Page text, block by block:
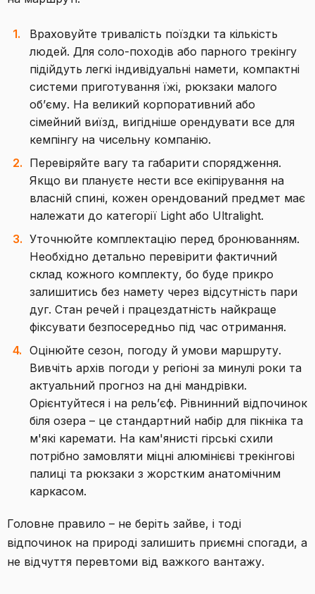
Враховуйте тривалість поїздки та кількість
людей. Для соло-походів або парного трекінгу
підійдуть легкі індивідуальні намети, компактні
системи приготування їжі, рюкзаки малого
об’єму. На великий корпоративний або
сімейний виїзд, вигідніше орендувати все для
кемпінгу на чисельну компанію.
Перевіряйте вагу та габарити спорядження.
Якщо ви плануєте нести все екіпірування на
власній спині, кожен орендований предмет має
належати до категорії Light або Ultralight.
Уточнюйте комплектацію перед бронюванням.
Необхідно детально перевірити фактичний
склад кожного комплекту, бо буде прикро
залишитись без намету через відсутність пари
дуг. Стан речей і працездатність найкраще
фіксувати безпосередньо під час отримання.
Оцінюйте сезон, погоду й умови маршруту.
Вивчіть архів погоди у регіоні за минулі роки та
актуальний прогноз на дні мандрівки.
Орієнтуйтеся і на рель’єф. Рівнинний відпочинок
біля озера – це стандартний набір для пікніка та
м'які каремати. На кам'янисті гірські схили
потрібно замовляти міцні алюмінієві трекінгові
палиці та рюкзаки з жорстким анатомічним
каркасом.
Головне правило – не беріть зайве, і тоді
відпочинок на природі залишить приємні спогади, а
не відчуття перевтоми від важкого вантажу.